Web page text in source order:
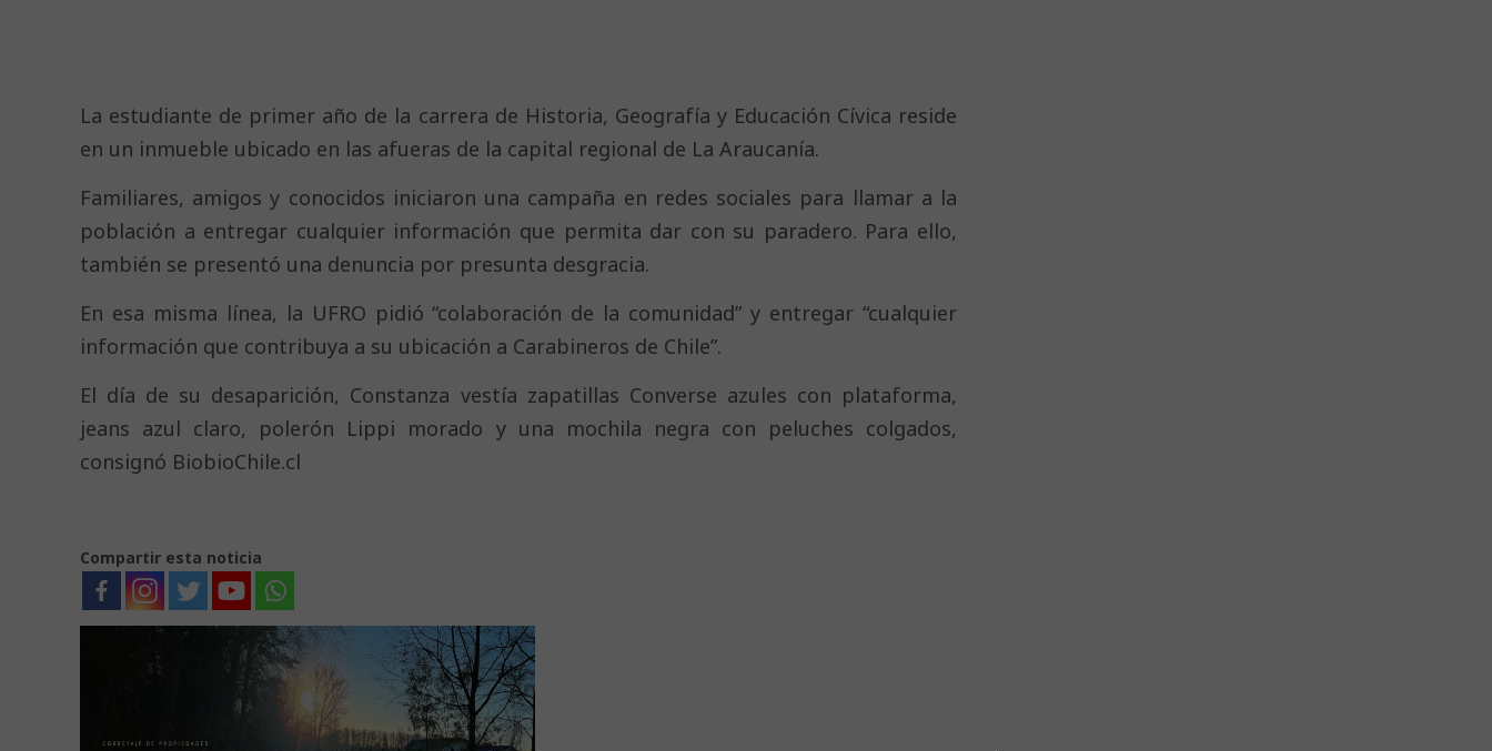
La estudiante de primer año de la carrera de Historia, Geografía y Educación Cívica reside
en un inmueble ubicado en las afueras de la capital regional de La Araucanía.
Familiares, amigos y conocidos iniciaron una campaña en redes sociales para llamar a la
población a entregar cualquier información que permita dar con su paradero. Para ello,
también se presentó una denuncia por presunta desgracia.
En esa misma línea, la UFRO pidió “colaboración de la comunidad” y entregar “cualquier
información que contribuya a su ubicación a Carabineros de Chile”.
El día de su desaparición, Constanza vestía zapatillas Converse azules con plataforma,
jeans azul claro, polerón Lippi morado y una mochila negra con peluches colgados,
consignó BiobioChile.cl
Compartir esta noticia